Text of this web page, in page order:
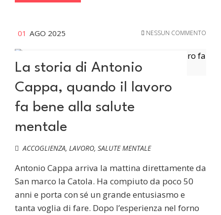
01 AGO 2025 NESSUN COMMENTO
La storia di Antonio
Cappa, quando il lavoro
fa bene alla salute
mentale
ACCOGLIENZA, LAVORO, SALUTE MENTALE
Antonio Cappa arriva la mattina direttamente da
San marco la Catola. Ha compiuto da poco 50
anni e porta con sé un grande entusiasmo e
tanta voglia di fare. Dopo l’esperienza nel forno